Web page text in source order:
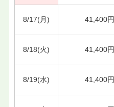
8/17(月) 41,400円
8/18(火) 41,400円
8/19(水) 41,400円